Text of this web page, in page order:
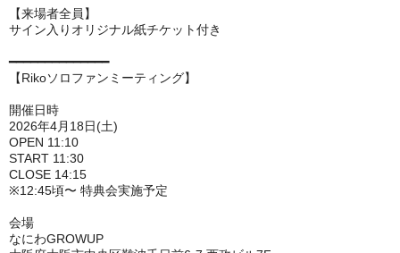
【来場者全員】
サイン入りオリジナル紙チケット付き
━━━━━━━━━━━━━━
【Rikoソロファンミーティング】
開催日時
2026年4月18日(土)
OPEN 11:10
START 11:30
CLOSE 14:15
※12:45頃〜 特典会実施予定
会場
なにわGROWUP